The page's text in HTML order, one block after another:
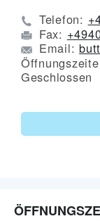
Telefon:
Fax:
Email:
Geschlossen